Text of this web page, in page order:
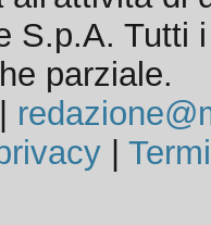
S.p.A. Tutti
parziale.
|